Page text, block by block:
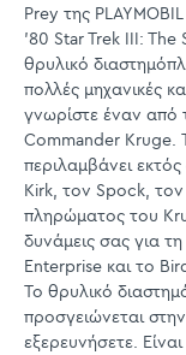
Prey της
'80 Star Trek III: The
θρυλικό
πολλές μηχανικές
γνωρίστε έναν από
Commander Kruge.
περιλαμβάνει
Kirk, τον Spock,
πληρώματος του
δυνάμεις σας για
Enterprise και το
Το θρυλικό
προσγειώνεται
εξερευνήσετε.